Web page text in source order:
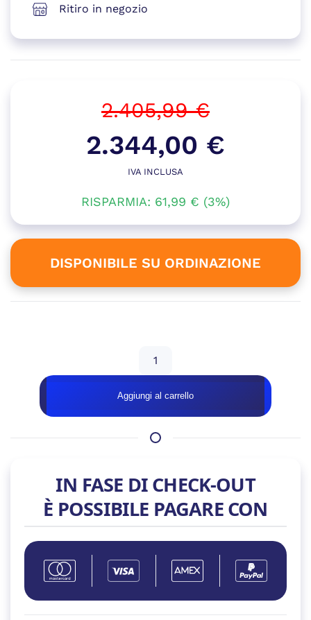
2.405,99€
prezzo
originale
2.344,00 €
Il
prezzo
attuale
è:
2.344,00 €.
IVA INCLUSA
RISPARMIA: 61,99 € (3%)
DISPONIBILE SU ORDINAZIONE
Ritiro in negozio
WHITE
–
RTX
Aggiungi al carrello
IN FASE DI CHECK-OUT
È POSSIBILE PAGARE CON